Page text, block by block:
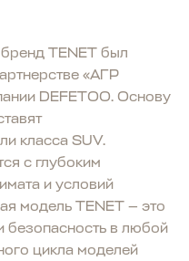
TENET был
«АГР
DEFETOO. Основу
класса SUV.
с глубоким
и условий
модель TENET — это
безопасность в любой
цикла моделей